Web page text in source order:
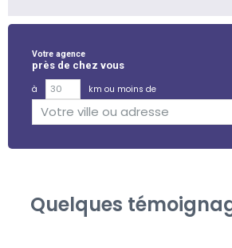
Votre agence
près de chez vous
à
km ou moins de
Quelques